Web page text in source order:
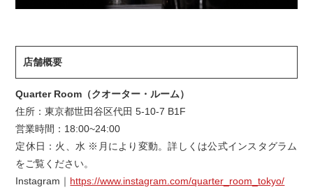
店舗概要
Quarter Room（クオーター・ルーム）
住所：東京都世田谷区代田 5-10-7 B1F
営業時間：18:00~24:00
定休日：火、水 ※月により変動。詳しくは公式インスタグラム
をご覧ください。
Instagram｜ https://www.instagram.com/quarter_room_tokyo/